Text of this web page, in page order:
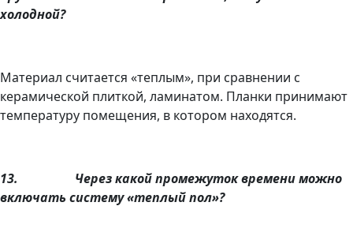
холодной?
Материал считается «теплым», при сравнении с
керамической плиткой, ламинатом. Планки принимают
температуру помещения, в котором находятся.
13. Через какой промежуток времени можно
включать систему «теплый пол»?